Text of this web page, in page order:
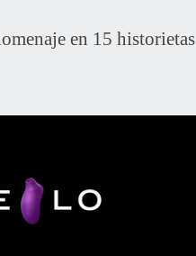
en 15 historietas